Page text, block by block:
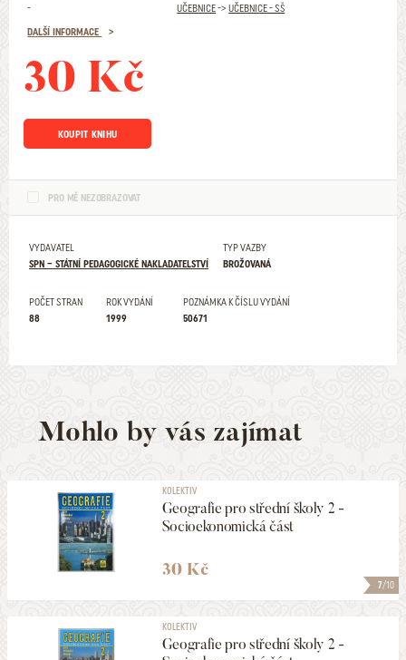
-
UČEBNICE->UČEBNICE - SŠ
DALŠÍ INFORMACE
30 Kč
KOUPIT KNIHU
PRO MĚ NEZOBRAZOVAT
VYDAVATEL
SPN – STÁTNÍ PEDAGOGICKÉ NAKLADATELSTVÍ
TYP VAZBY
BROŽOVANÁ
POČET STRAN
88
ROK VYDÁNÍ
1999
POZNÁMKA K ČÍSLU VYDÁNÍ
50671
Mohlo by vás zajímat
7/10
KOLEKTIV
Geografie pro střední školy 2 -
Socioekonomická část
30 Kč
KOLEKTIV
Geografie pro střední školy 2 -